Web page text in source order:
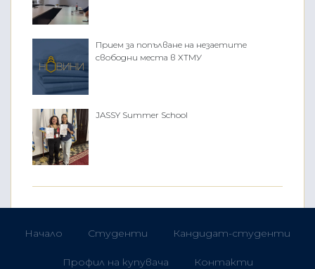
Прием за попълване на незаетите
свободни места в ХТМУ
JASSY Summer School
Начало Студенти Кандидат-студенти
Профил на купувача Контакти